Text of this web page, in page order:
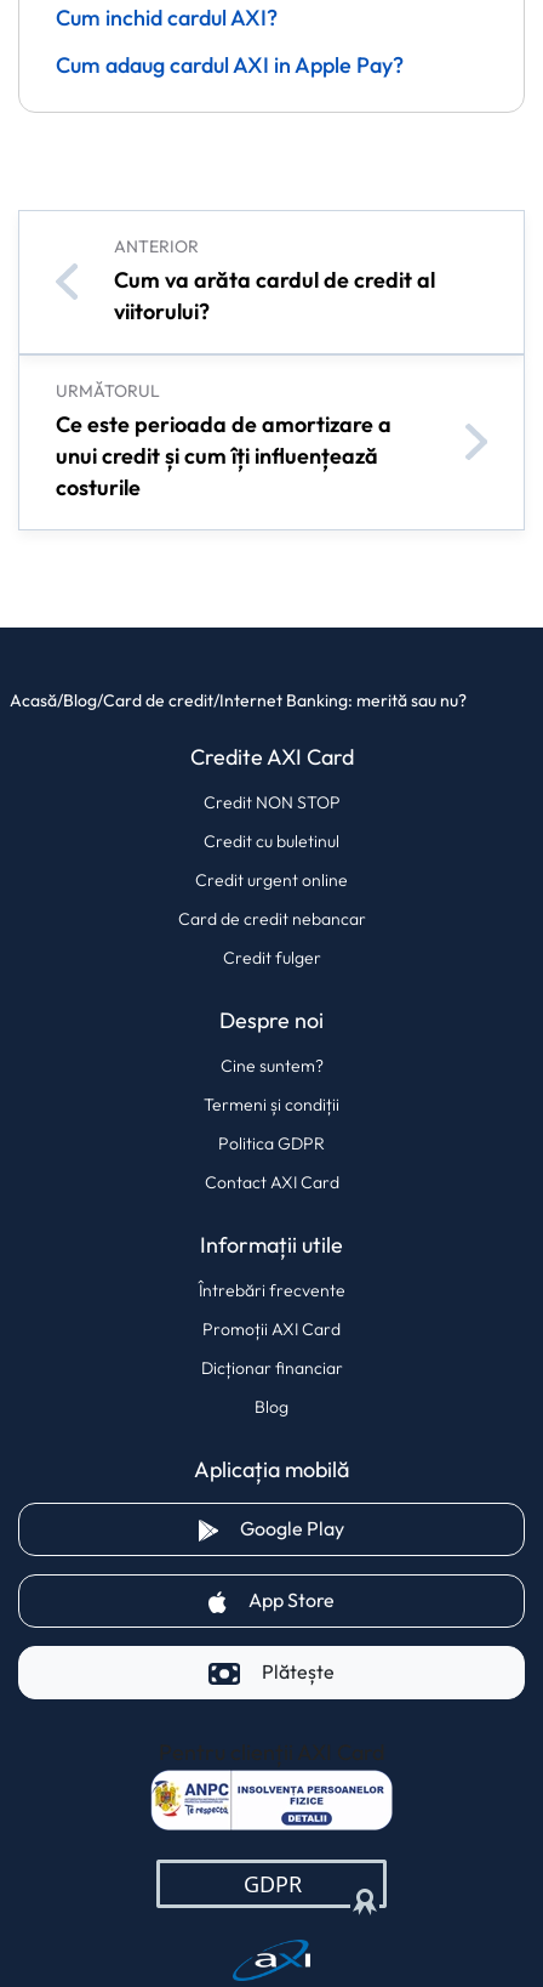
Cum inchid cardul AXI?
Cum adaug cardul AXI in Apple Pay?
ANTERIOR
Cum va arăta cardul de credit al
viitorului?
URMĂTORUL
Ce este perioada de amortizare a
unui credit și cum îți influențează
costurile
Acasă/Blog/Card de credit/Internet Banking: merită sau nu?
Credite AXI Card
Credit NON STOP
Credit cu buletinul
Credit urgent online
Card de credit nebancar
Credit fulger
Despre noi
Cine suntem?
Termeni și condiții
Politica GDPR
Contact AXI Card
Informații utile
Întrebări frecvente
Promoții AXI Card
Dicționar financiar
Blog
Aplicația mobilă
Google Play(opens in a new tab)
App Store
Plătește
Pentru clienții AXI Card
(opens in a new